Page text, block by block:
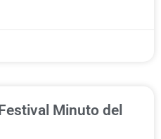
Minuto del